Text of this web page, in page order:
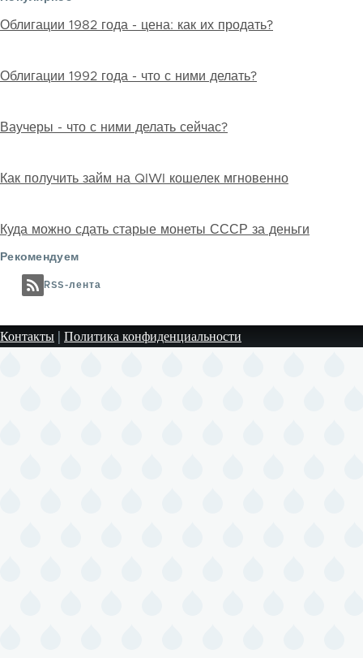
Облигации 1982 года - цена: как их продать?
Облигации 1992 года - что с ними делать?
Ваучеры - что с ними делать сейчас?
Как получить займ на QIWI кошелек мгновенно
Куда можно сдать старые монеты СССР за деньги
Рекомендуем
RSS-лента
Контакты | Политика конфиденциальности